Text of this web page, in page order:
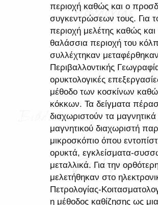
περιοχή καθώς και ο
συγκεντρώσεων τους. Για
περιοχή μελέτης καθώς
θαλάσσια περιοχή του
συλλέχτηκαν
Περιβαλλοντικής
ορυκτολογικές
μέθοδο των κοσκίνων
κόκκων. Τα δείγματα
διαχωριστούν τα
μαγνητικού διαχωριστή
μικροσκόπιο όπου
ορυκτά, εγκλείσματα-
μεταλλικά. Για την
μελετήθηκαν στο
Πετρολογίας-
η μέθοδος καθίζησης ως